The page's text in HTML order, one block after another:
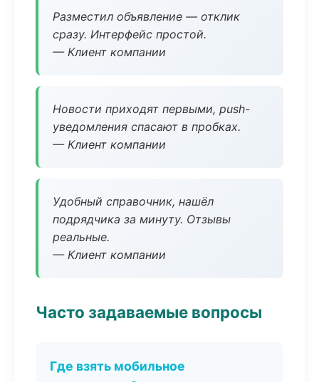
Разместил объявление — отклик
сразу. Интерфейс простой.
— Клиент компании
Новости приходят первыми, push-
уведомления спасают в пробках.
— Клиент компании
Удобный справочник, нашёл
подрядчика за минуту. Отзывы
реальные.
— Клиент компании
Часто задаваемые вопросы
Где взять мобильное